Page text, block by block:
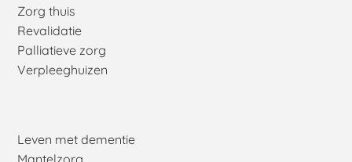
Zorg thuis
Revalidatie
Palliatieve zorg
Verpleeghuizen
Leven met dementie
Mantelzorg